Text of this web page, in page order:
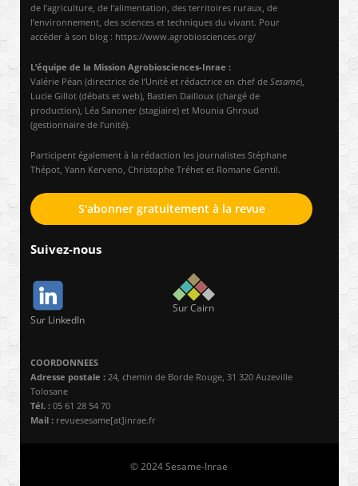
de l’agriculture, de l’alimentation, des territoires ruraux, de
l’environnement, des sciences et techniques du vivant. Pour
accéder à son blog : https://www.agrobiosciences.org/
L’équipe de la Mission Agrobiosciences-Inrae :
Valérie Péan (directrice de l’Unité et rédactrice en chef de Sesame),
Lucie Gillot (débats et web), Bastien Dailloux (chargé de
production), Léa Sanoner (stagiaire) et Mounia Ghroud
(gestionnaire de l’unité).
Participent également à la rédaction les journalistes Stéphane
Thépot, Yann Kerveno, Christophe Tréhet et Romane Gentil.
S'abonner gratuitement à la revue
Suivez-nous
Sur LinkedIn
Sur Cairn
COORDONNEES
Adresse postale : 24, chemin de Borde Rouge, 31 320 Auzeville
Tolosane
Tél. : 05 61 28 54 70
Mail : revuesesame[at]inrae.fr
© 2024 Sesame-Inrae